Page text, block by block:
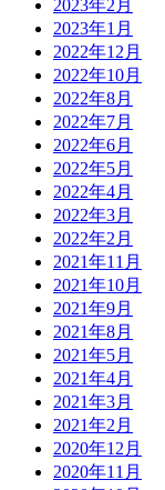
2023年2月
2023年1月
2022年12月
2022年10月
2022年8月
2022年7月
2022年6月
2022年5月
2022年4月
2022年3月
2022年2月
2021年11月
2021年10月
2021年9月
2021年8月
2021年5月
2021年4月
2021年3月
2021年2月
2020年12月
2020年11月